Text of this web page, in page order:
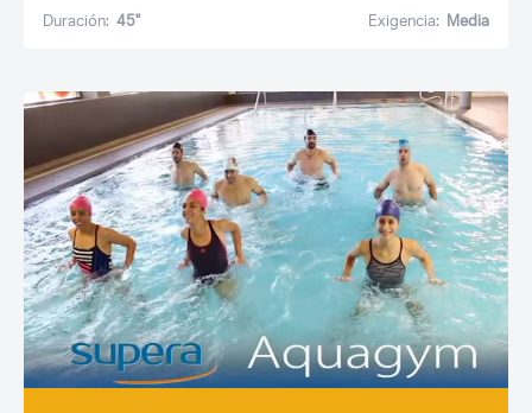
Acceso socios
Duración: 45'' Exigencia: Media